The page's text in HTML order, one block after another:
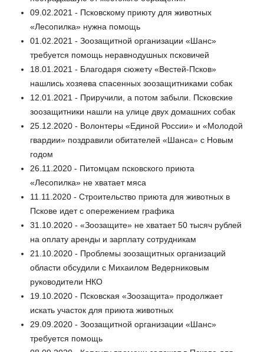
09.02.2021 - Псковскому приюту для животных
«Лесопилка» нужна помощь
01.02.2021 - Зоозащитной организации «Шанс»
требуется помощь неравнодушных псковичей
18.01.2021 - Благодаря сюжету «Вестей-Псков»
нашлись хозяева спасенных зоозащитниками собак
12.01.2021 - Приручили, а потом забыли. Псковские
зоозащитники нашли на улице двух домашних собак
25.12.2020 - Волонтеры «Единой России» и «Молодой
гвардии» поздравили обитателей «Шанса» с Новым
годом
26.11.2020 - Питомцам псковского приюта
«Лесопилка» не хватает мяса
11.11.2020 - Строительство приюта для животных в
Пскове идет с опережением графика
31.10.2020 - «Зоозащите» не хватает 50 тысяч рублей
на оплату аренды и зарплату сотрудникам
21.10.2020 - Проблемы зоозащитных организаций
области обсудили с Михаилом Ведерниковым
руководители НКО
19.10.2020 - Псковская «Зоозащита» продолжает
искать участок для приюта животных
29.09.2020 - Зоозащитной организации «Шанс»
требуется помощь